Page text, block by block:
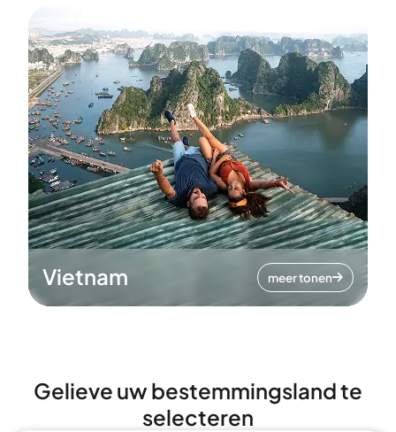
Vietnam meer tonen
Gelieve uw bestemmingsland te
selecteren